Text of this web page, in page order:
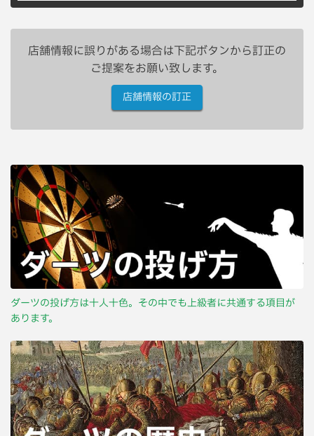
店舗情報に誤りがある場合は下記ボタンから訂正の
ご提案をお願い致します。
店舗情報の訂正
ダーツの投げ方は十人十色。その中でも上級者に共通する項目が
あります。